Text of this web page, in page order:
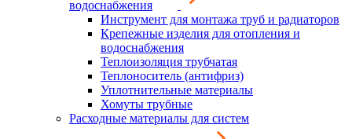
водоснабжения
Инструмент для монтажа труб и радиаторов
Крепежные изделия для отопления и
водоснабжения
Теплоизоляция трубчатая
Теплоноситель (антифриз)
Уплотнительные материалы
Хомуты трубные
Расходные материалы для систем